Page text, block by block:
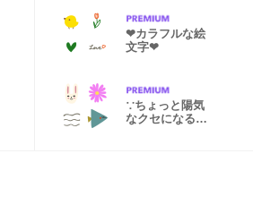
❤︎カラフルな絵
文字❤︎
∵ちょっと陽気
なクセになる絵